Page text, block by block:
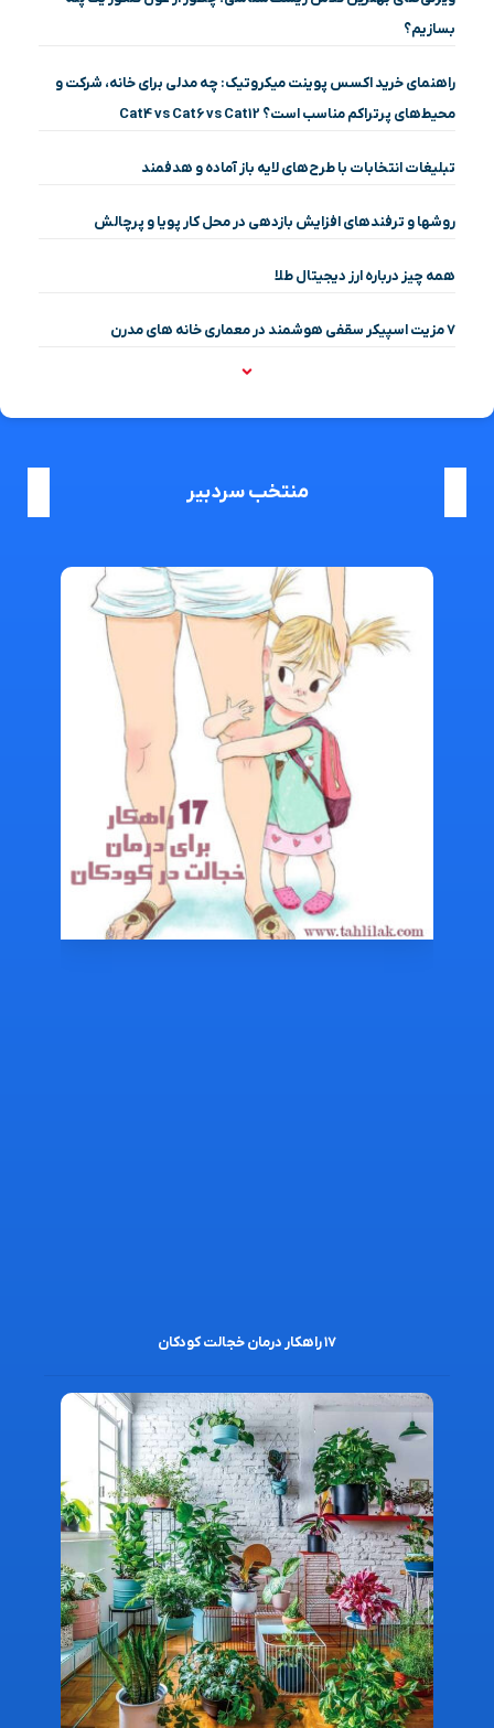
بسازیم؟
راهنمای خرید اکسس پوینت میکروتیک: چه مدلی برای خانه، شرکت و
محیط‌های پرتراکم مناسب است؟ Cat4 vs Cat6 vs Cat12
تبلیغات انتخابات با طرح‌های لایه باز آماده و هدفمند
روشها و ترفندهای افزایش بازدهی در محل کار پویا و پرچالش
همه چیز درباره ارز دیجیتال طلا
۷ مزیت اسپیکر سقفی هوشمند در معماری خانه‌ های مدرن
منتخب سردبیر
۱۷ راهکار درمان خجالت کودکان